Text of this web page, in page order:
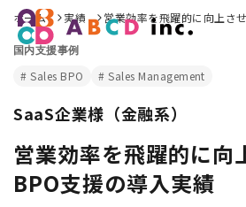
ホーム 実績 営業効率を飛躍的に向上さ
国内支援事例
Sales BPO Sales Management
SaaS企業様（金融系）
営業効率を飛躍的に向
BPO支援の導入実績